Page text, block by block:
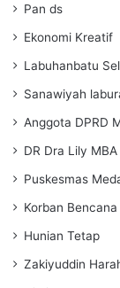
Pan ds
Ekonomi Kreatif
Labuhanbatu
Sanawiyah
Anggota DPRD
DR Dra Lily MBA
Puskesmas
Korban Bencana
Hunian Tetap
Zakiyuddin